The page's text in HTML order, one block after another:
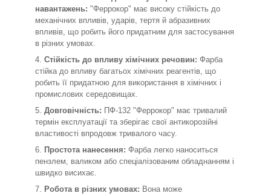
навантажень: "Феррокор" має високу стійкість до
механічних впливів, ударів, тертя й абразивних
впливів, що робить його придатним для застосування
в різних умовах.
Стійкість до впливу хімічних речовин: Фарба
стійка до впливу багатьох хімічних реагентів, що
робить її придатною для використання в хімічних і
промислових середовищах.
Довговічність: ПФ-132 "Феррокор" має тривалий
термін експлуатації та зберігає свої антикорозійні
властивості впродовж тривалого часу.
Простота нанесення: Фарба легко наноситься
пензлем, валиком або спеціалізованим обладнанням і
швидко висихає.
Робота в різних умовах: Вона може